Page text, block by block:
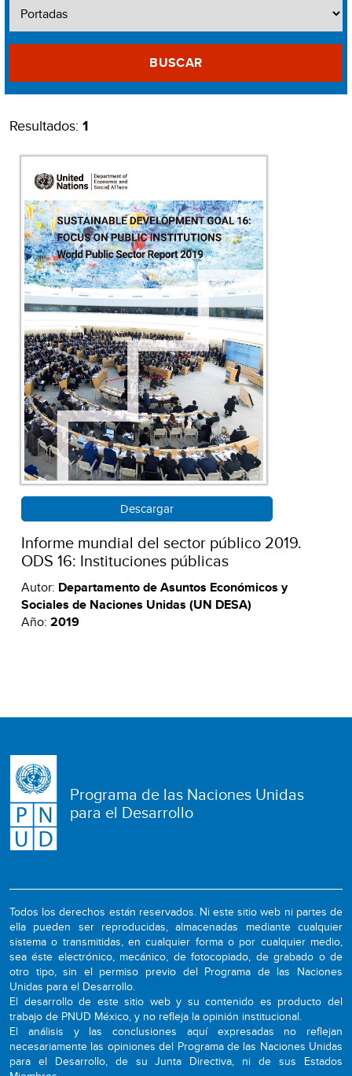
BUSCAR
Resultados: 1
Descargar
Informe mundial del sector público 2019.
ODS 16: Instituciones públicas
Autor: Departamento de Asuntos Económicos y
Sociales de Naciones Unidas (UN DESA)
Año: 2019
Programa de las Naciones Unidas
para el Desarrollo
Todos los derechos están reservados. Ni este sitio web ni partes de
ella pueden ser reproducidas, almacenadas mediante cualquier
sistema o transmitidas, en cualquier forma o por cualquier medio,
sea éste electrónico, mecánico, de fotocopiado, de grabado o de
otro tipo, sin el permiso previo del Programa de las Naciones
Unidas para el Desarrollo.
El desarrollo de este sitio web y su contenido es producto del
trabajo de PNUD México, y no refleja la opinión institucional.
El análisis y las conclusiones aquí expresadas no reflejan
necesariamente las opiniones del Programa de las Naciones Unidas
para el Desarrollo, de su Junta Directiva, ni de sus Estados